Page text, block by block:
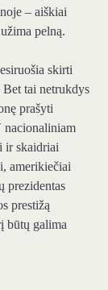
– aiškiai
pelną.
skirti
Bet tai netrukdys
prašyti
nacionaliniam
ir skaidriai
amerikiečiai
prezidentas
prestižą
būtų galima